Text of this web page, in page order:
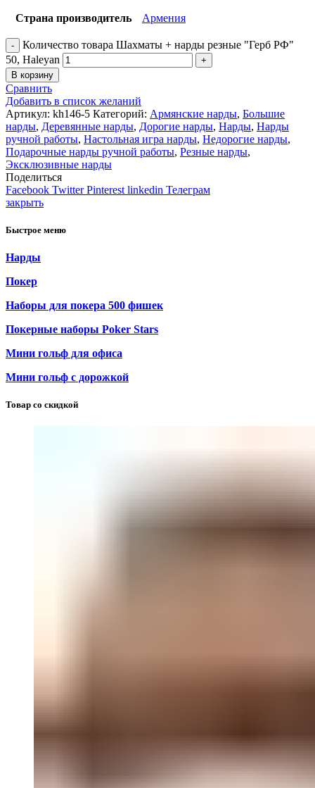
Страна производитель Армения
Количество товара Шахматы + нарды резные "Герб РФ"
50, Haleyan
В корзину
Сравнить
Добавить в список желаний
Артикул: kh146-5 Категорий: Армянские нарды, Большие
нарды, Деревянные нарды, Дорогие нарды, Нарды, Нарды
ручной работы, Настольная игра нарды, Недорогие нарды,
Подарочные нарды ручной работы, Резные нарды,
Эксклюзивные нарды
Поделиться
Facebook Twitter Pinterest linkedin Телеграм
закрыть
Быстрое меню
Нарды
Покер
Наборы для покера 500 фишек
Покерные наборы Poker Stars
Мини гольф для офиса
Мини гольф с дорожкой
Товар со скидкой